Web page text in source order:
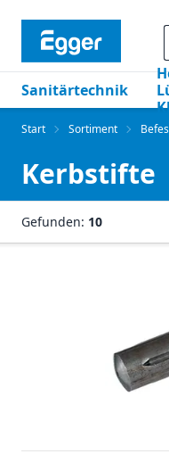
Sanitärtechnik
Start Sortiment
Kerbstifte
Gefunden: 10